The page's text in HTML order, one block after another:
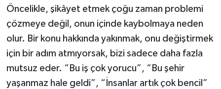
Öncelikle, şikâyet etmek çoğu zaman problemi
çözmeye değil, onun içinde kaybolmaya neden
olur. Bir konu hakkında yakınmak, onu değiştirmek
için bir adım atmıyorsak, bizi sadece daha fazla
mutsuz eder. “Bu iş çok yorucu”, “Bu şehir
yaşanmaz hale geldi”, “İnsanlar artık çok bencil”